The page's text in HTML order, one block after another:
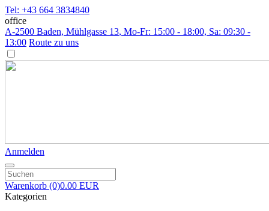
Tel: +43 664 3834840
office
A-2500 Baden, Mühlgasse 13, Mo-Fr: 15:00 - 18:00, Sa: 09:30 -
13:00 Route zu uns
Anmelden
Warenkorb (0)0.00 EUR
Kategorien